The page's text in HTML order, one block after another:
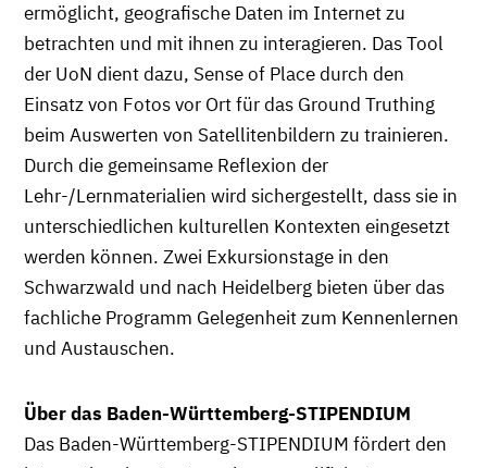
ermöglicht, geografische Daten im Internet zu
betrachten und mit ihnen zu interagieren. Das Tool
der UoN dient dazu, Sense of Place durch den
Einsatz von Fotos vor Ort für das Ground Truthing
beim Auswerten von Satellitenbildern zu trainieren.
Durch die gemeinsame Reflexion der
Lehr-/Lernmaterialien wird sichergestellt, dass sie in
unterschiedlichen kulturellen Kontexten eingesetzt
werden können. Zwei Exkursionstage in den
Schwarzwald und nach Heidelberg bieten über das
fachliche Programm Gelegenheit zum Kennenlernen
und Austauschen.
Über das Baden-Württemberg-STIPENDIUM
Das Baden-Württemberg-STIPENDIUM fördert den